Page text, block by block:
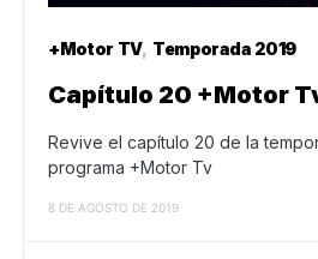
+Motor TV Temporada 2019
Capítulo 20 +Motor
Revive el capítulo 20 de la
programa +Motor Tv
8 DE AGOSTO DE 2019